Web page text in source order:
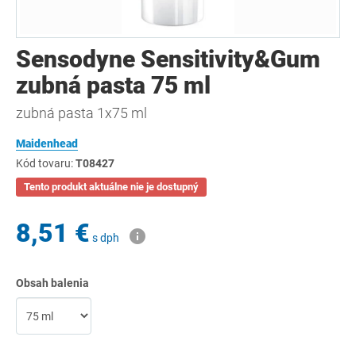
Sensodyne Sensitivity&Gum
zubná pasta 75 ml
zubná pasta 1x75 ml
Maidenhead
Kód tovaru:T08427
Tento produkt aktuálne nie je dostupný
8,51 € s dph
Obsah balenia